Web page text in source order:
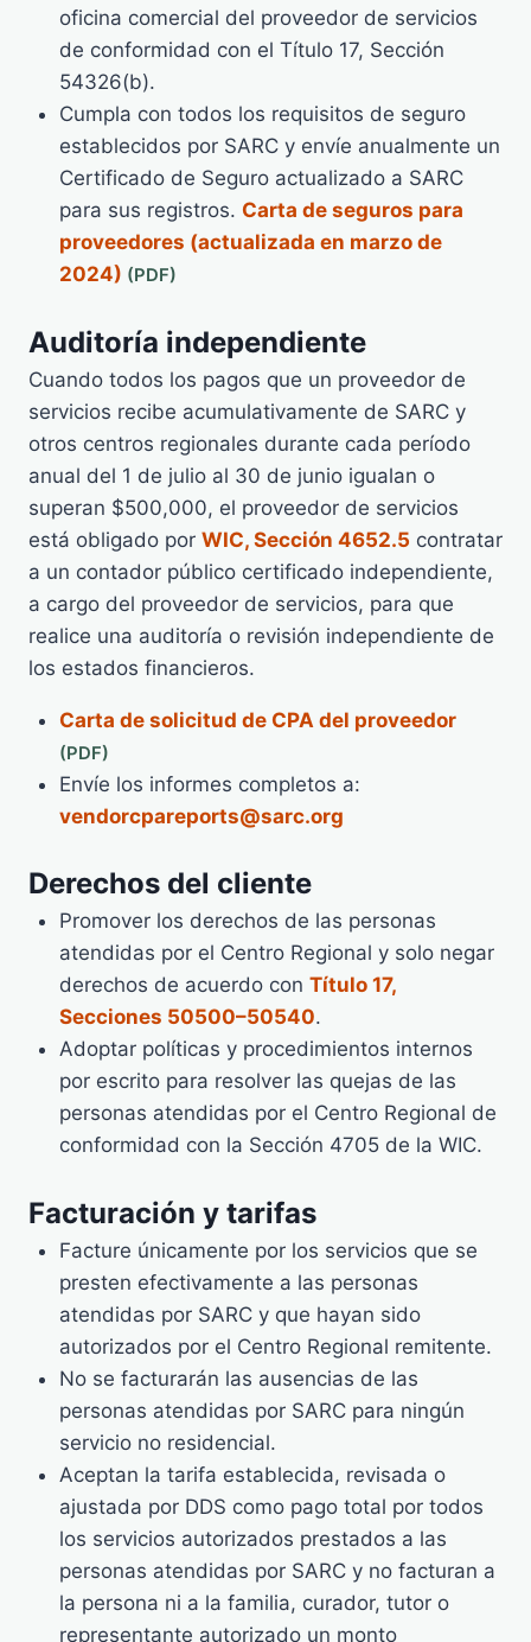
oficina comercial del proveedor de servicios
de conformidad con el Título 17, Sección
54326(b).
Cumpla con todos los requisitos de seguro
establecidos por SARC y envíe anualmente un
Certificado de Seguro actualizado a SARC
para sus registros. Carta de seguros para
proveedores (actualizada en marzo de
2024)
Auditoría independiente
Cuando todos los pagos que un proveedor de
servicios recibe acumulativamente de SARC y
otros centros regionales durante cada período
anual del 1 de julio al 30 de junio igualan o
superan $500,000, el proveedor de servicios
está obligado por WIC, Sección 4652.5 contratar
a un contador público certificado independiente,
a cargo del proveedor de servicios, para que
realice una auditoría o revisión independiente de
los estados financieros.
Carta de solicitud de CPA del proveedor
Envíe los informes completos a:
vendorcpareports@sarc.org
Derechos del cliente
Promover los derechos de las personas
atendidas por el Centro Regional y solo negar
derechos de acuerdo con Título 17,
Secciones 50500–50540.
Adoptar políticas y procedimientos internos
por escrito para resolver las quejas de las
personas atendidas por el Centro Regional de
conformidad con la Sección 4705 de la WIC.
Facturación y tarifas
Facture únicamente por los servicios que se
presten efectivamente a las personas
atendidas por SARC y que hayan sido
autorizados por el Centro Regional remitente.
No se facturarán las ausencias de las
personas atendidas por SARC para ningún
servicio no residencial.
Aceptan la tarifa establecida, revisada o
ajustada por DDS como pago total por todos
los servicios autorizados prestados a las
personas atendidas por SARC y no facturan a
la persona ni a la familia, curador, tutor o
representante autorizado un monto